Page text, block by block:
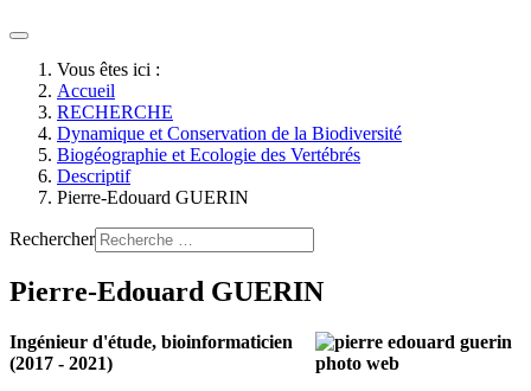
Vous êtes ici :
Accueil
RECHERCHE
Dynamique et Conservation de la Biodiversité
Biogéographie et Ecologie des Vertébrés
Descriptif
Pierre-Edouard GUERIN
Rechercher
Pierre-Edouard GUERIN
Ingénieur d'étude, bioinformaticien
(2017 - 2021)